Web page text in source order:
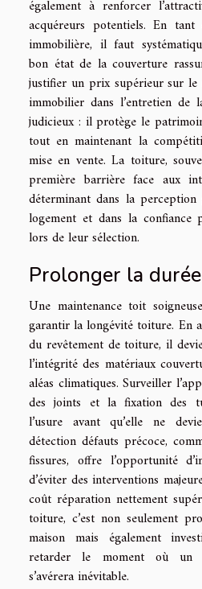
également à renforcer
acquéreurs potentiels. En tant
immobilière, il faut
bon état de la couverture
justifier un prix supérieur sur le
immobilier dans l’entretien de
judicieux : il protège le
tout en maintenant la
mise en vente. La toiture,
première barrière face aux
déterminant dans la
logement et dans la confiance
lors de leur sélection.
Prolonger la
Une maintenance toit
garantir la longévité toiture. En
du revêtement de toiture, il
l’intégrité des matériaux
aléas climatiques. Surveiller
des joints et la fixation des
l’usure avant qu’elle ne
détection défauts précoce,
fissures, offre l’opportunité
d’éviter des interventions
coût réparation nettement
toiture, c’est non seulement
maison mais également
retarder le moment où un
s’avérera inévitable.